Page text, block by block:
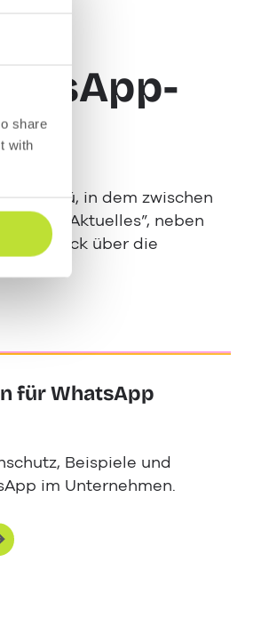
share
with
Menü, in dem zwischen
“Aktuelles”, neben
Überblick über die
für WhatsApp
Beispiele und
im Unternehmen.